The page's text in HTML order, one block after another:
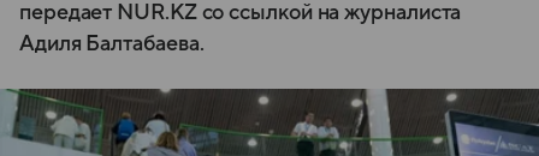
передает NUR.KZ со ссылкой на журналиста
Адиля Балтабаева.